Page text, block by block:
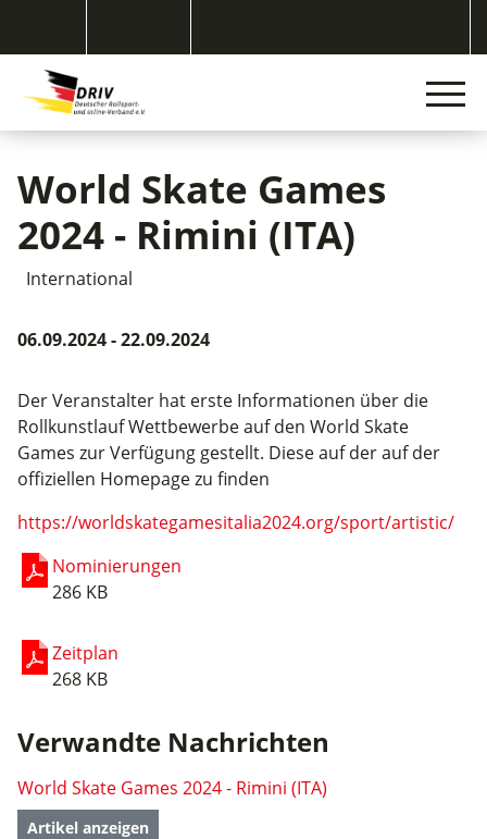
World Skate Games
2024 - Rimini (ITA)
International
06.09.2024 - 22.09.2024
Der Veranstalter hat erste Informationen über die
Rollkunstlauf Wettbewerbe auf den World Skate
Games zur Verfügung gestellt. Diese auf der auf der
offiziellen Homepage zu finden
https://worldskategamesitalia2024.org/sport/artistic/
Nominierungen
286 KB
Zeitplan
268 KB
Verwandte Nachrichten
World Skate Games 2024 - Rimini (ITA)
Artikel anzeigen